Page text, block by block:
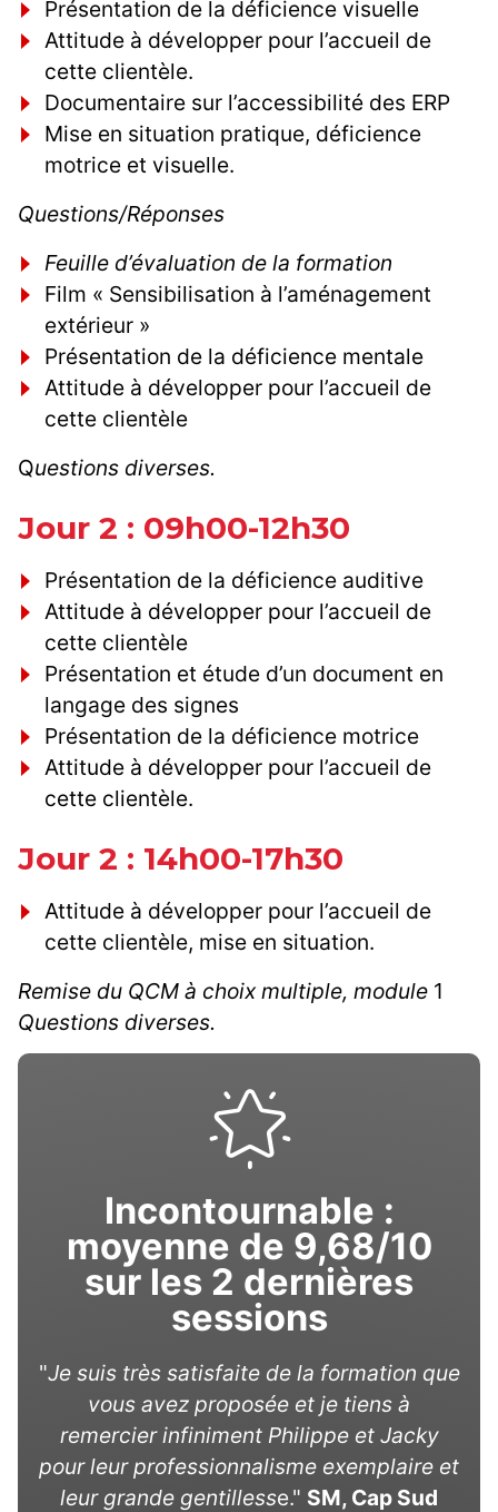
Présentation de la déficience visuelle
Attitude à développer pour l’accueil de
cette clientèle.
Documentaire sur l’accessibilité des ERP
Mise en situation pratique, déficience
motrice et visuelle.
Questions/Réponses
Feuille d’évaluation de la formation
Film « Sensibilisation à l’aménagement
extérieur »
Présentation de la déficience mentale
Attitude à développer pour l’accueil de
cette clientèle
Questions diverses.
Jour 2 : 09h00-12h30
Présentation de la déficience auditive
Attitude à développer pour l’accueil de
cette clientèle
Présentation et étude d’un document en
langage des signes
Présentation de la déficience motrice
Attitude à développer pour l’accueil de
cette clientèle.
Jour 2 : 14h00-17h30
Attitude à développer pour l’accueil de
cette clientèle, mise en situation.
Remise du QCM à choix multiple, module 1
Questions diverses.
Incontournable :
moyenne de 9,68/10
sur les 2 dernières
sessions
"Je suis très satisfaite de la formation que
vous avez proposée et je tiens à
remercier infiniment Philippe et Jacky
pour leur professionnalisme exemplaire et
leur grande gentillesse." SM, Cap Sud